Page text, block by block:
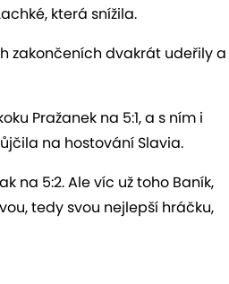
která snížila.
zakončeních dvakrát udeřily a
Pražanek na 5:1, a s ním i
na hostování Slavia.
na 5:2. Ale víc už toho Baník,
tedy svou nejlepší hráčku,